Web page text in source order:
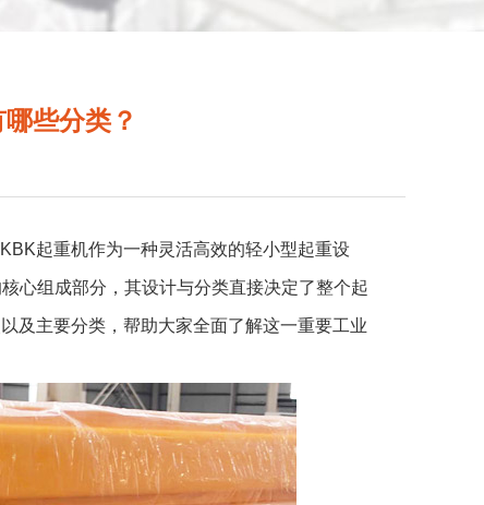
些分类？
起重机作为一种灵活高效的轻小型起重设
心组成部分，其设计与分类直接决定了整个起
及主要分类，帮助大家全面了解这一重要工业